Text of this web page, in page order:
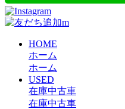
HOME
ホーム
ホーム
USED
在庫中古車
在庫中古車